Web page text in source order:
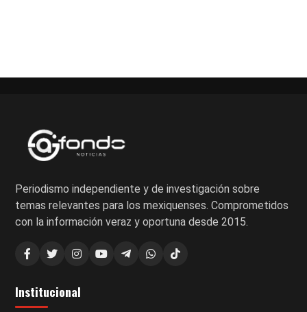
Periodismo independiente y de investigación sobre
temas relevantes para los mexiquenses. Comprometidos
con la información veraz y oportuna desde 2015.
Institucional